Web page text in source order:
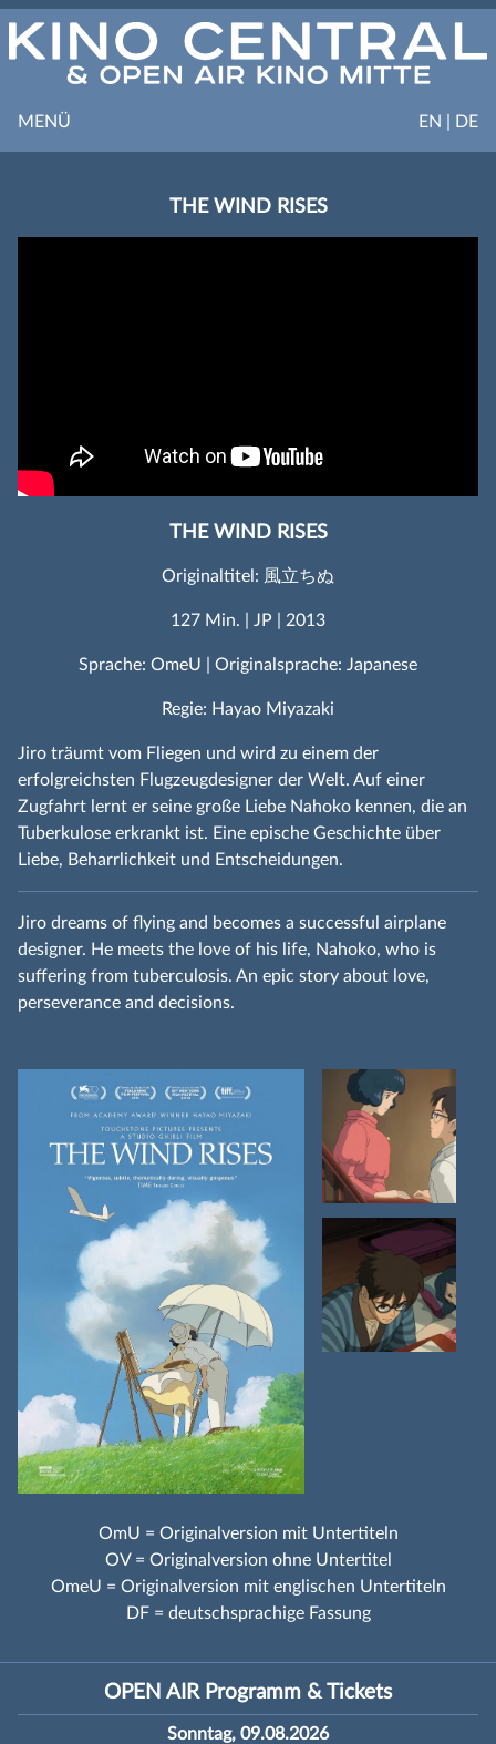
EN | DE
MENÜ
THE WIND RISES
THE WIND RISES
Originaltitel: 風立ちぬ
127 Min. | JP | 2013
Sprache: OmeU | Originalsprache: Japanese
Regie: Hayao Miyazaki
Jiro träumt vom Fliegen und wird zu einem der
erfolgreichsten Flugzeugdesigner der Welt. Auf einer
Zugfahrt lernt er seine große Liebe Nahoko kennen, die an
Tuberkulose erkrankt ist. Eine epische Geschichte über
Liebe, Beharrlichkeit und Entscheidungen.
Jiro dreams of flying and becomes a successful airplane
designer. He meets the love of his life, Nahoko, who is
suffering from tuberculosis. An epic story about love,
perseverance and decisions.
OmU = Originalversion mit Untertiteln
OV = Originalversion ohne Untertitel
OmeU = Originalversion mit englischen Untertiteln
DF = deutschsprachige Fassung
OPEN AIR Programm & Tickets
Sonntag, 09.08.2026